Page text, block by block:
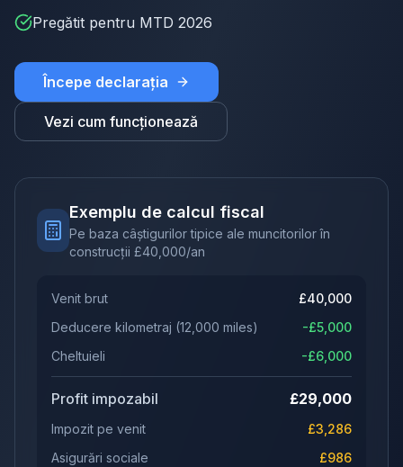
Pregătit pentru MTD 2026
Începe declarația
Vezi cum funcționează
Exemplu de calcul fiscal
Pe baza câștigurilor tipice ale muncitorilor în
construcții £40,000/an
Venit brut £40,000
Deducere kilometraj (12,000 miles) -£5,000
Cheltuieli
-£6,000
Profit impozabil £29,000
Impozit pe venit £3,286
Asigurări sociale
£986